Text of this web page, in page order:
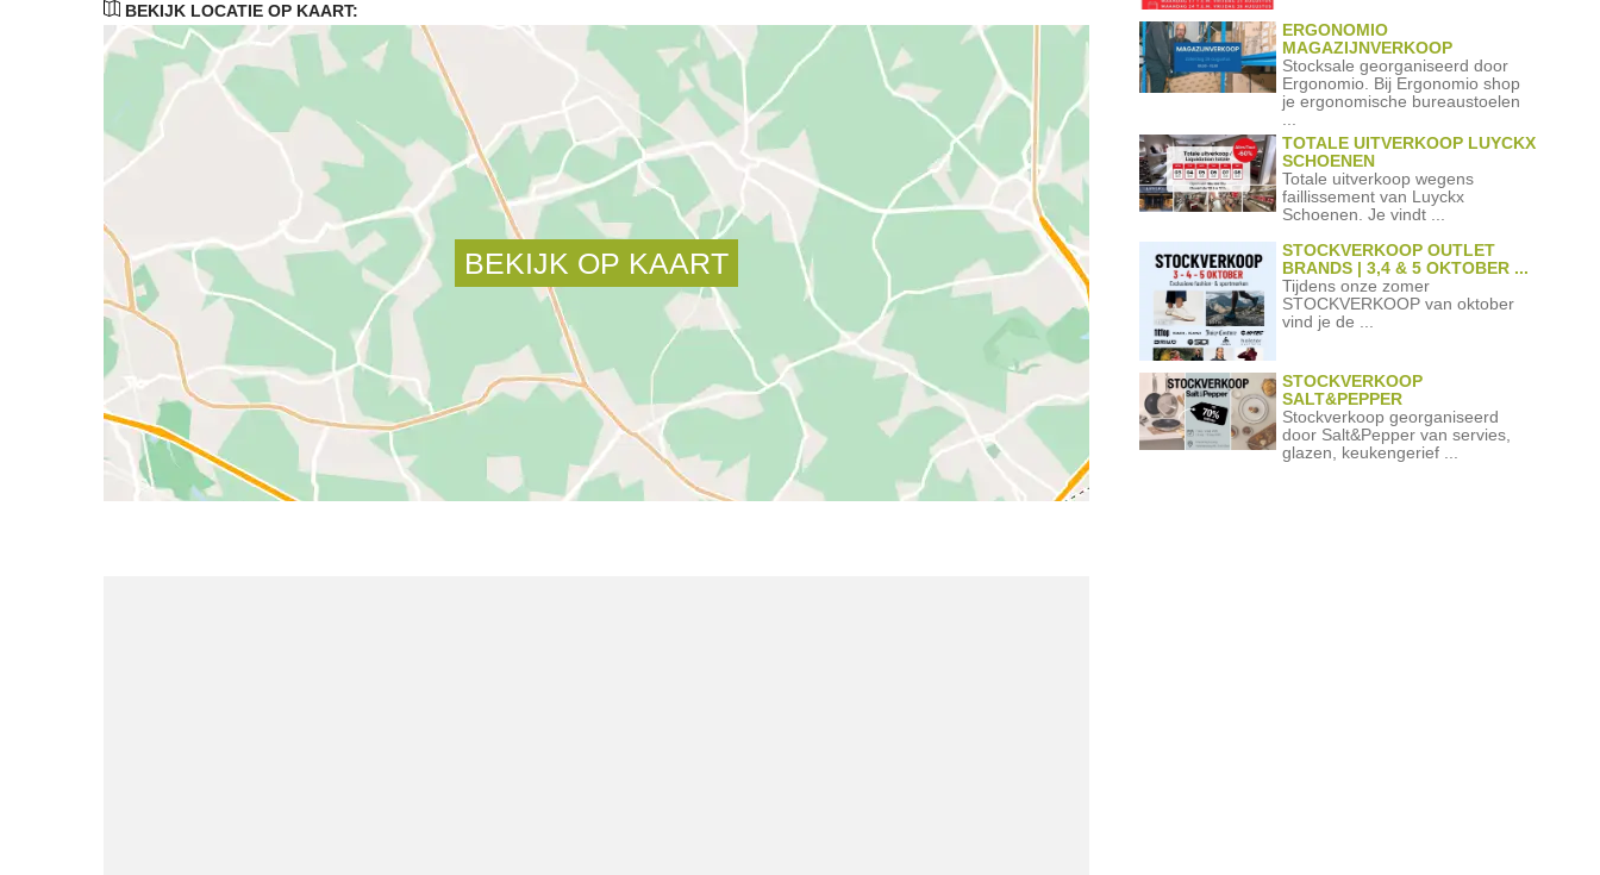
BEKIJK LOCATIE OP KAART:
ERGONOMIO
MAGAZIJNVERKOOP
Stocksale georganiseerd door
Ergonomio. Bij Ergonomio shop
je ergonomische bureaustoelen
TOTALE UITVERKOOP LUYCKX
SCHOENEN
Totale uitverkoop wegens
faillissement van Luyckx
Schoenen. Je vindt ...
STOCKVERKOOP OUTLET
BRANDS | 3,4 & 5 OKTOBER ...
Tijdens onze zomer
STOCKVERKOOP van oktober
vind je de ...
STOCKVERKOOP
SALT&PEPPER
Stockverkoop georganiseerd
door Salt&Pepper van servies,
glazen, keukengerief ...